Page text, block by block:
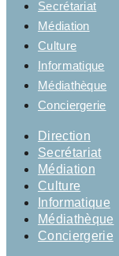
Secrétariat
Médiation
Culture
Informatique
Médiathèque
Conciergerie
Direction
Secrétariat
Médiation
Culture
Informatique
Médiathèque
Conciergerie